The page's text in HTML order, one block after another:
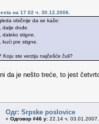
на 17.02 ч. 30.12.2006.
običnije da se kaže:
dalje dođe.
stigne.
pre stigne.
Koju ste verziju najčešće čuli?
da je nešto treće, to jest
Одг: Srpske poslovice
« Одговор #46 у: 22.14 ч.